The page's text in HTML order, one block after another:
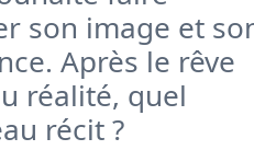
son image et
Après le rêve
réalité, quel
récit ?